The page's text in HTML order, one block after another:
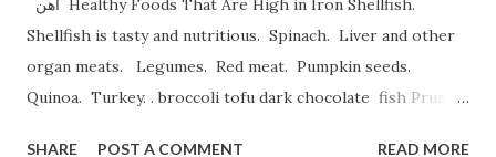
Shellfish is tasty and nutritious. Spinach. Liver and other
organ meats. Legumes. Red meat. Pumpkin seeds.
Quinoa. Turkey. . broccoli tofu dark chocolate fish Prune
SHARE POST A COMMENT READ MORE